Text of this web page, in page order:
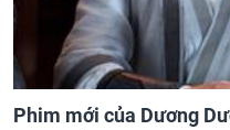
Phim mới của Dương